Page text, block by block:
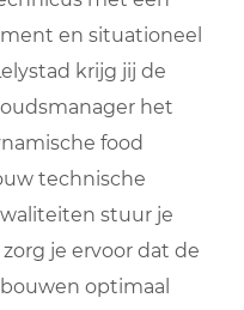
en situationeel
krijg jij de
het
food
technische
stuur je
je ervoor dat de
optimaal